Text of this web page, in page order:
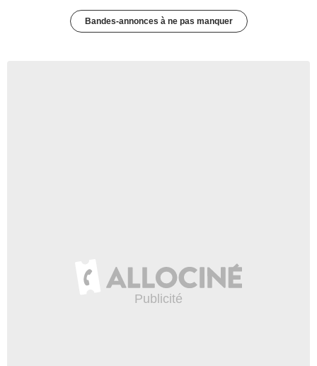
Bandes-annonces à ne pas manquer